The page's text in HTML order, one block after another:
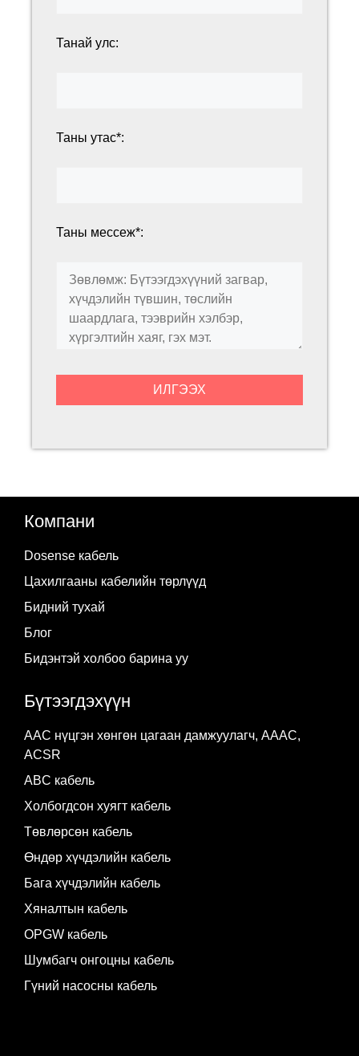
Танай улс:
Таны утас*:
Таны мессеж*:
Компани
Dosense кабель
Цахилгааны кабелийн төрлүүд
Бидний тухай
Блог
Бидэнтэй холбоо барина уу
Бүтээгдэхүүн
AAC нүцгэн хөнгөн цагаан дамжуулагч, AAAC,
ACSR
ABC кабель
Холбогдсон хуягт кабель
Төвлөрсөн кабель
Өндөр хүчдэлийн кабель
Бага хүчдэлийн кабель
Хяналтын кабель
OPGW кабель
Шумбагч онгоцны кабель
Гүний насосны кабель